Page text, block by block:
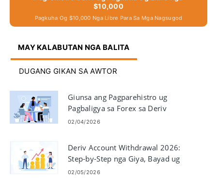
$10,000
Pagkuha Og $10,000 Nga Libre Para Sa Mga Nagsugod
MAY KALABUTAN NGA BALITA
DUGANG GIKAN SA AWTOR
Giunsa ang Pagparehistro ug
Pagbaligya sa Forex sa Deriv
02/04/2026
Deriv Account Withdrawal 2026:
Step-by-Step nga Giya, Bayad ug
Oras sa Pagproseso
02/05/2026